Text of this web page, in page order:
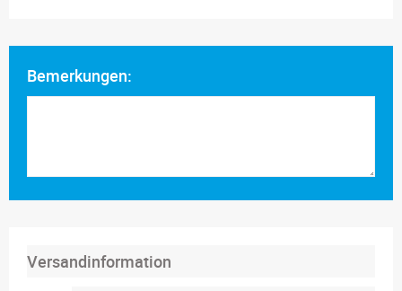
Bemerkungen:
Versandinformation